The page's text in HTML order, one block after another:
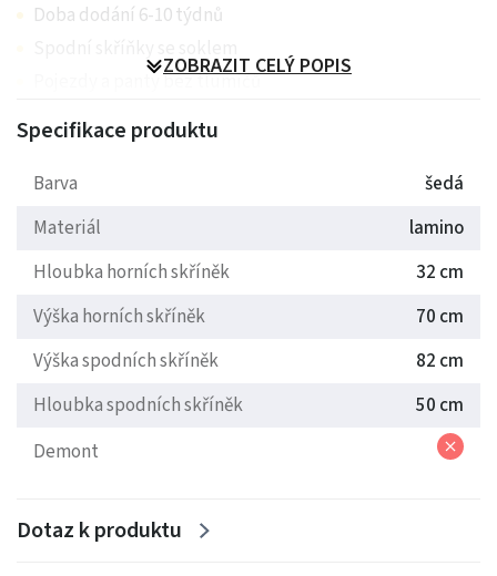
Doba dodání 6-10 týdnů
Pojezdy a panty bez tlumičů
Tandem Box - dojezdy s tlumením, nosnost 35kg
(příplatek)
Metal Box - ocelové boky, nosnost 25kg
Výška vysokých skříněk 210 cm
Výška stojících 125 cm
ZOBRAZIT CELÝ POPIS
Specifikace produktu
Barva
šedá
Materiál
lamino
Hloubka horních skříněk
32 cm
Výška horních skříněk
70 cm
Výška spodních skříněk
82 cm
Hloubka spodních skříněk
50 cm
Demont
Dotaz k produktu